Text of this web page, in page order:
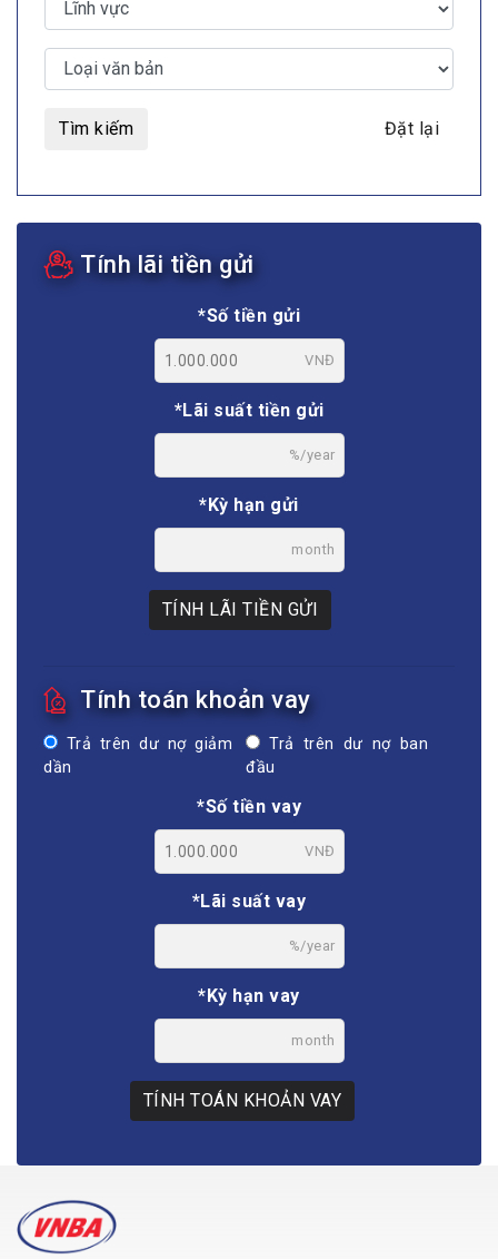
Tìm kiếm Đặt lại
Tính lãi tiền gửi
*Số tiền gửi
VNĐ
*Lãi suất tiền gửi
%/year
*Kỳ hạn gửi
month
TÍNH LÃI TIỀN GỬI
Tính toán khoản vay
Trả trên dư nợ giảm
dần
Trả trên dư nợ ban
đầu
*Số tiền vay
VNĐ
*Lãi suất vay
%/year
*Kỳ hạn vay
month
TÍNH TOÁN KHOẢN VAY